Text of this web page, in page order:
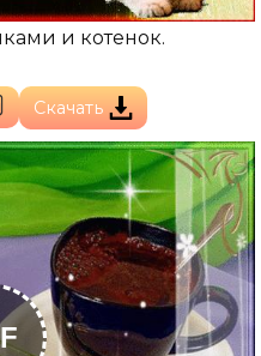
и котенок.
Скачать